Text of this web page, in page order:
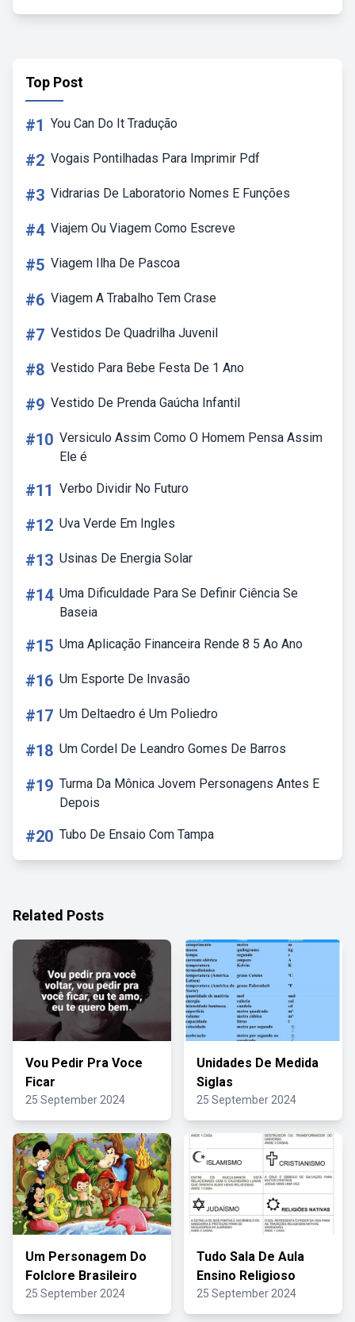
Top Post
#1 You Can Do It Tradução
#2 Vogais Pontilhadas Para Imprimir Pdf
#3 Vidrarias De Laboratorio Nomes E Funções
#4 Viajem Ou Viagem Como Escreve
#5 Viagem Ilha De Pascoa
#6 Viagem A Trabalho Tem Crase
#7 Vestidos De Quadrilha Juvenil
#8 Vestido Para Bebe Festa De 1 Ano
#9 Vestido De Prenda Gaúcha Infantil
#10 Versiculo Assim Como O Homem Pensa Assim
Ele é
#11 Verbo Dividir No Futuro
#12 Uva Verde Em Ingles
#13 Usinas De Energia Solar
#14 Uma Dificuldade Para Se Definir Ciência Se
Baseia
#15 Uma Aplicação Financeira Rende 8 5 Ao Ano
#16 Um Esporte De Invasão
#17 Um Deltaedro é Um Poliedro
#18 Um Cordel De Leandro Gomes De Barros
#19 Turma Da Mônica Jovem Personagens Antes E
Depois
#20 Tubo De Ensaio Com Tampa
Related Posts
Vou Pedir Pra Voce
Ficar
25 September 2024
Unidades De Medida
Siglas
25 September 2024
Um Personagem Do
Folclore Brasileiro
25 September 2024
Tudo Sala De Aula
Ensino Religioso
25 September 2024